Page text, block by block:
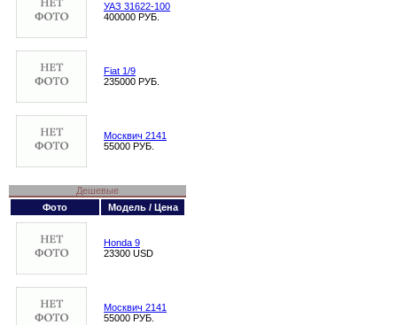
УАЗ 31622-100
400000 РУБ.
Fiat 1/9
235000 РУБ.
Москвич 2141
55000 РУБ.
Дешевые
Фото
Модель / Цена
Honda 9
23300 USD
Москвич 2141
55000 РУБ.